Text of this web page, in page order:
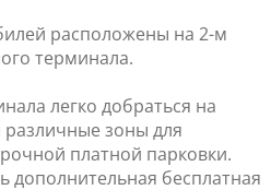
расположены на 2-м
терминала.
легко добраться на
зоны для
платной парковки.
дополнительная бесплатная